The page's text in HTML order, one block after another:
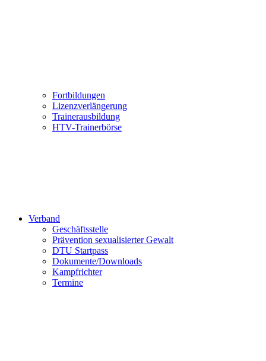
Fortbildungen
Lizenzverlängerung
Trainerausbildung
HTV-Trainerbörse
Verband
Geschäftsstelle
Prävention sexualisierter Gewalt
DTU Startpass
Dokumente/Downloads
Kampfrichter
Termine